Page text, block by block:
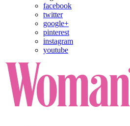
facebook
twitter
google+
pinterest
instagram
youtube